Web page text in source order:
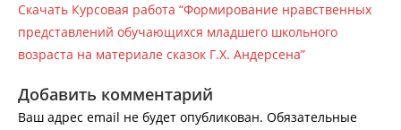
Скачать Курсовая работа “Формирование нравственных
представлений обучающихся младшего школьного
возраста на материале сказок Г.Х. Андерсена”
Добавить комментарий
Ваш адрес email не будет опубликован. Обязательные